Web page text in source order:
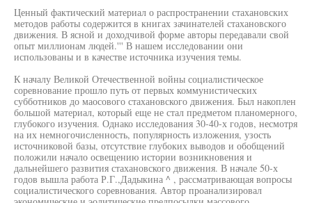
Ценный фактический материал о распространении стахановских
методов работы содержится в книгах зачинателей стахановского
движения. В ясной и доходчивой форме авторы передавали свой
опыт миллионам людей.''' В нашем исследовании они
использованы и в качестве источника изучения темы.
К началу Великой Отечественной войны социалистическое
соревнование прошло путь от первых коммунистических
субботников до маосового стахановского движения. Был накоплен
большой материал, который еще не стал предметом планомерного,
глубокого изучения. Однако исследования 30-40-х годов, несмотря
на их немногочисленность, популярность изложения, узость
источниковой базы, отсутствие глубоких выводов и обобщений
положили начало освещению истории возникновения и
дальнейшего развития стахановского движения. В начале 50-х
годов вышла работа Р.Г.,Дадыкина ^ , рассматривающая вопросы
социалистического соревнования. Автор проанализировал